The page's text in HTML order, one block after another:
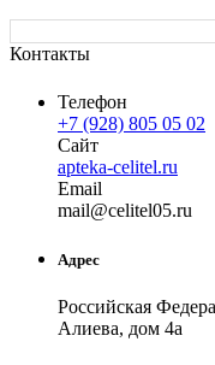
Контакты
Телефон
+7 (928) 805 05 02
Сайт
apteka-celitel.ru
Email
mail@celitel05.ru
Адрес
Российская
Алиева, дом 4а